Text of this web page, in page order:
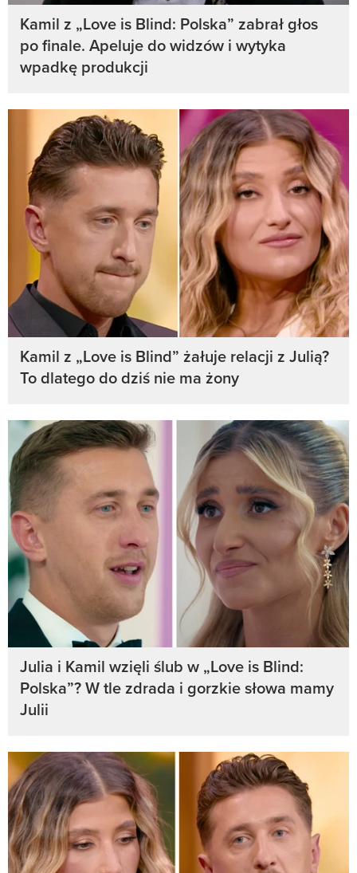
Kamil z „Love is Blind: Polska” zabrał głos
po finale. Apeluje do widzów i wytyka
wpadkę produkcji
Kamil z „Love is Blind” żałuje relacji z Julią?
To dlatego do dziś nie ma żony
Julia i Kamil wzięli ślub w „Love is Blind:
Polska”? W tle zdrada i gorzkie słowa mamy
Julii